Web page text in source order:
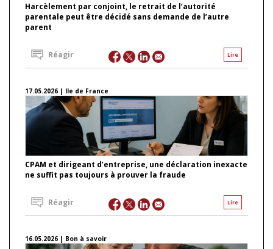
Harcèlement par conjoint, le retrait de l’autorité
parentale peut être décidé sans demande de l’autre
parent
Lire
Réagir
17.05.2026 | Ile de France
CPAM et dirigeant d’entreprise, une déclaration inexacte
ne suffit pas toujours à prouver la fraude
Lire
Réagir
16.05.2026 | Bon à savoir